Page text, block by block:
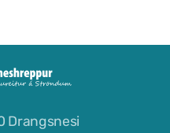
Drangsnesi